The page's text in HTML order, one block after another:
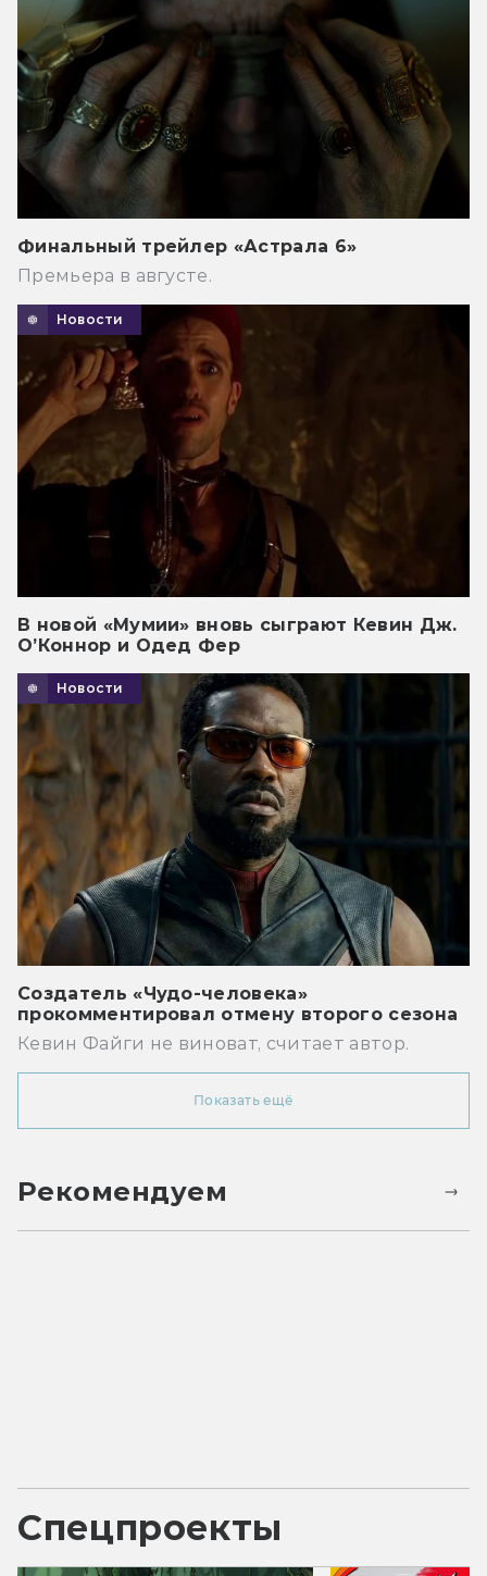
Финальный трейлер «Астрала 6»
Премьера в августе.
Новости
В новой «Мумии» вновь сыграют Кевин Дж.
О’Коннор и Одед Фер
Новости
Создатель «Чудо-человека»
прокомментировал отмену второго сезона
Кевин Файги не виноват, считает автор.
Показать ещё
Рекомендуем
Спецпроекты